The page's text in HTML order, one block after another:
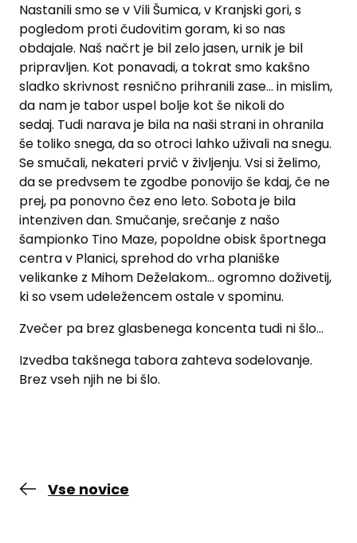
Nastanili smo se v Vili Šumica, v Kranjski gori, s
pogledom proti čudovitim goram, ki so nas
obdajale. Naš načrt je bil zelo jasen, urnik je bil
pripravljen. Kot ponavadi, a tokrat smo kakšno
sladko skrivnost resnično prihranili zase... in mislim,
da nam je tabor uspel bolje kot še nikoli do
sedaj. Tudi narava je bila na naši strani in ohranila
še toliko snega, da so otroci lahko uživali na snegu.
Se smučali, nekateri prvič v življenju. Vsi si želimo,
da se predvsem te zgodbe ponovijo še kdaj, če ne
prej, pa ponovno čez eno leto. Sobota je bila
intenziven dan. Smučanje, srečanje z našo
šampionko Tino Maze, popoldne obisk športnega
centra v Planici, sprehod do vrha planiške
velikanke z Mihom Deželakom... ogromno doživetij,
ki so vsem udeležencem ostale v spominu.
Zvečer pa brez glasbenega koncenta tudi ni šlo...
Izvedba takšnega tabora zahteva sodelovanje.
Brez vseh njih ne bi šlo.
Vse novice